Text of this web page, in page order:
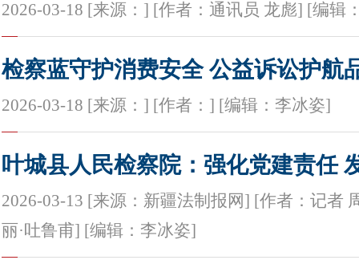
2026-03-18 [来源：] [作者：通讯员 龙彪] [编辑
检察蓝守护消费安全 公益诉讼护航
2026-03-18 [来源：] [作者：] [编辑：李冰姿]
叶城县人民检察院：强化党建责任
2026-03-13 [来源：新疆法制报网] [作者：记者
丽·吐鲁甫] [编辑：李冰姿]